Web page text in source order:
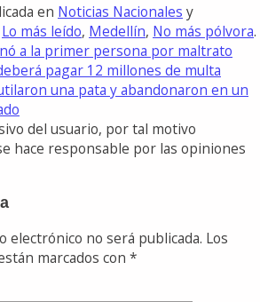
en Noticias Nacionales y
Lo más leído, Medellín, No más pólvora.
a la primer persona por maltrato
pagar 12 millones de multa
una pata y abandonaron en un
del usuario, por tal motivo
hace responsable por las opiniones
electrónico no será publicada. Los
marcados con *